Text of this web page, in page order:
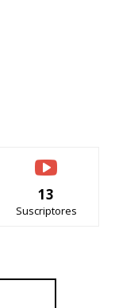
13
Suscriptores